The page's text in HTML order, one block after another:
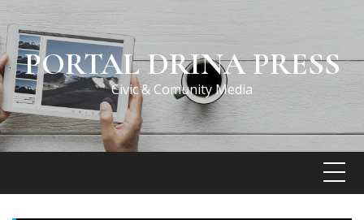
Skip
to
contentPORTAL DRINA PRESS
Civic & Comunity Media